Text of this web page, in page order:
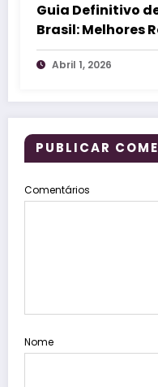
Guia Definitivo
Brasil: Melhores
Abril 1, 2026
PUBLICAR
Comentários
Nome